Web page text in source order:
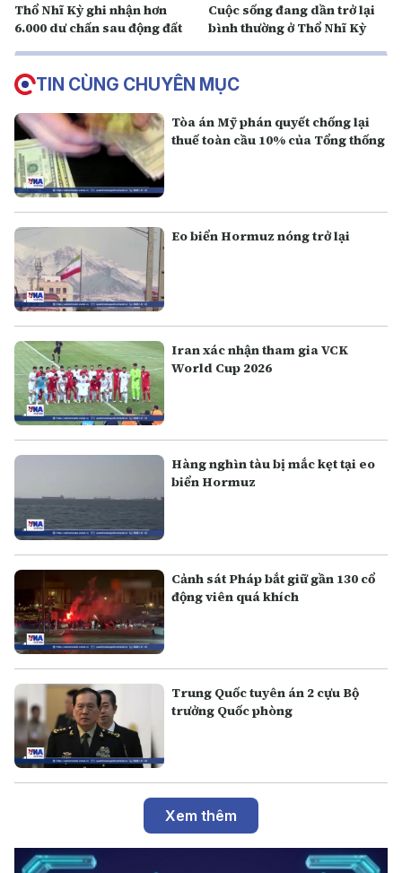
Thổ Nhĩ Kỳ ghi nhận hơn
6.000 dư chấn sau động đất
Cuộc sống đang dần trở lại
bình thường ở Thổ Nhĩ Kỳ
TIN CÙNG CHUYÊN MỤC
Tòa án Mỹ phán quyết chống lại
thuế toàn cầu 10% của Tổng thống
Eo biển Hormuz nóng trở lại
Iran xác nhận tham gia VCK
World Cup 2026
Hàng nghìn tàu bị mắc kẹt tại eo
biển Hormuz
Cảnh sát Pháp bắt giữ gần 130 cổ
động viên quá khích
Trung Quốc tuyên án 2 cựu Bộ
trưởng Quốc phòng
Xem thêm